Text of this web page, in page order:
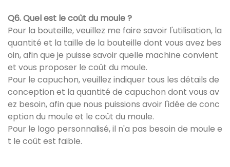
Q6. Quel est le coût du moule ?
Pour la bouteille, veuillez me faire savoir l'utilisation, la
quantité et la taille de la bouteille dont vous avez bes
oin, afin que je puisse savoir quelle machine convient
et vous proposer le coût du moule.
Pour le capuchon, veuillez indiquer tous les détails de
conception et la quantité de capuchon dont vous av
ez besoin, afin que nous puissions avoir l'idée de conc
eption du moule et le coût du moule.
Pour le logo personnalisé, il n'a pas besoin de moule e
t le coût est faible.